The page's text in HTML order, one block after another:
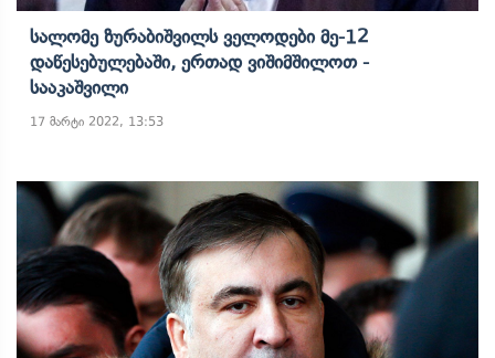
Სალომე Ზურაბიშვილს Ველოდები Მე-12
Დაწესებულებაში, Ერთად Ვიშიმშილოთ -
Სააკაშვილი
17 მარტი 2022, 13:53